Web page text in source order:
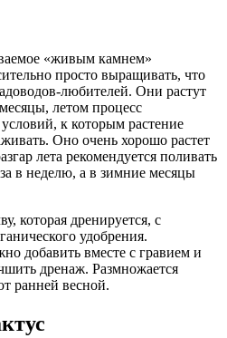
«живым камнем»
просто выращивать, что
любителей. Они растут
летом процесс
к которым растение
Оно очень хорошо растет
лета рекомендуется поливать
в неделю, а в зимние месяцы
которая дренируется, с
удобрения.
добавить вместе с гравием и
дренаж. Размножается
ранней весной.